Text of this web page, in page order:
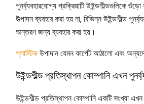
পুনর্ব্যবহারযোগ্য প্রক্রিয়াটি উইন্ডশীল্ডগুলিকে
উত্পাদন ব্যবহার করা হয় না, বিভিন্ন উইন্ডশীল্ড
অন্তরণ জন্য ব্যবহার করা হয়।
প্লাস্টিক উপাদান যেমন কার্পেট আঠালো এবং
উইন্ডশীল্ড প্রতিস্থাপন কোম্পানি এখন
উইন্ডশীল্ড প্রতিস্থাপন কোম্পানি একটি সংখ্যা